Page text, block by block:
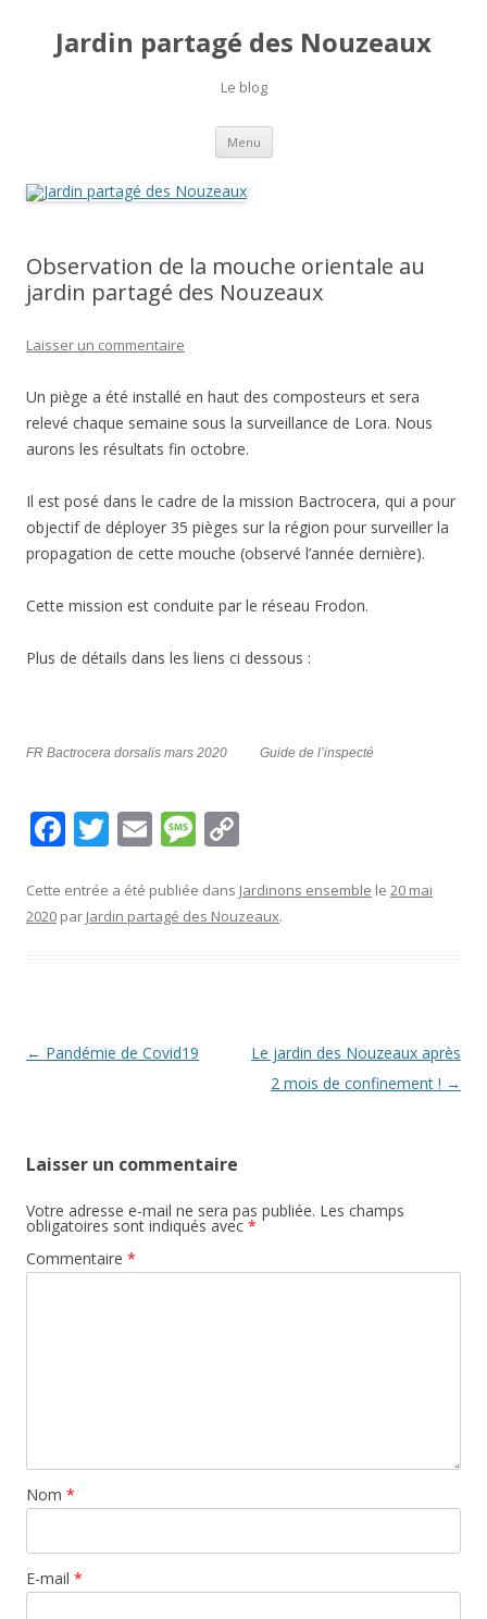
Jardin partagé des Nouzeaux
Le blog
Menu Aller
contenu
Observation de la mouche orientale au
jardin partagé des Nouzeaux
Laisser un commentaire
Un piège a été installé en haut des composteurs et sera
relevé chaque semaine sous la surveillance de Lora. Nous
aurons les résultats fin octobre.
Il est posé dans le cadre de la mission Bactrocera, qui a pour
objectif de déployer 35 pièges sur la région pour surveiller la
propagation de cette mouche (observé l’année dernière).
Cette mission est conduite par le réseau Frodon.
Plus de détails dans les liens ci dessous :
FR Bactrocera dorsalis mars 2020 Guide de l’inspecté
F
e
b
k
T
itt
er
E
ai
l
M
ss
a
p
y
k
Cette entrée a été publiée dans Jardinons ensemble le 20 mai
2020 par Jardin partagé des Nouzeaux.
Navigation
← Pandémie de Covid19
Le jardin des Nouzeaux après
2 mois de confinement ! →
Laisser un commentaire
Votre adresse e-mail ne sera pas publiée. Les champs
obligatoires sont indiqués avec *
Commentaire *
Nom *
E-mail *